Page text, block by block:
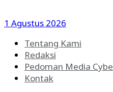
1 Agustus 2026
Tentang Kami
Redaksi
Pedoman Media
Kontak